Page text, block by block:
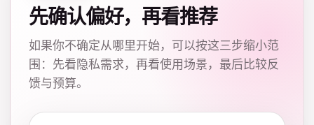
先确认偏好，再看推荐
如果你不确定从哪里开始，可以按这三步缩小范
围：先看隐私需求，再看使用场景，最后比较反
馈与预算。